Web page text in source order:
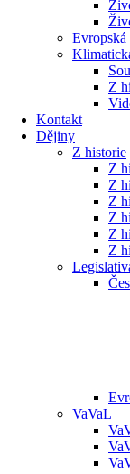
Evropská
Z
Kontakt
Dějiny
Z historie
Z
Z
Z
Z
Z
Z
VaVaL